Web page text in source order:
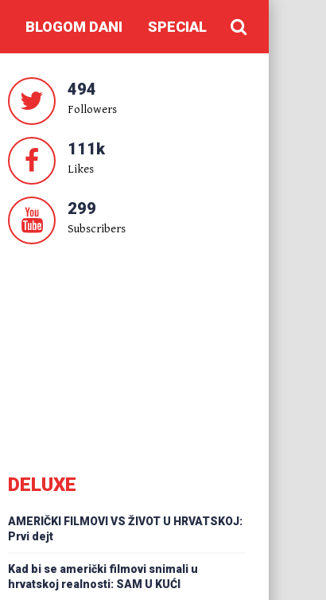
BLOGOM DANI SPECIAL
494
Followers
111k
Likes
299
Subscribers
DELUXE
AMERIČKI FILMOVI VS ŽIVOT U HRVATSKOJ:
Prvi dejt
Kad bi se američki filmovi snimali u
hrvatskoj realnosti: SAM U KUĆI